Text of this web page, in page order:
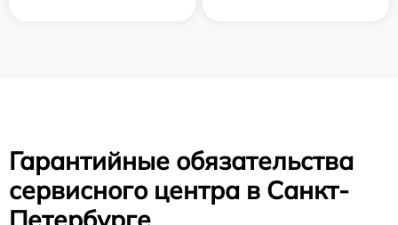
Гарантийные обязательства
сервисного центра в Санкт-